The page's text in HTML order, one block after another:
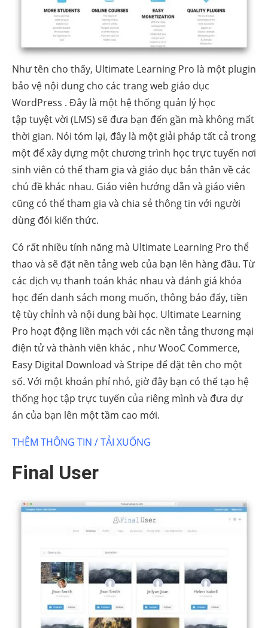
Như tên cho thấy, Ultimate Learning Pro là một plugin
bảo vệ nội dung cho các trang web giáo dục
WordPress . Đây là một hệ thống quản lý học
tập tuyệt vời (LMS) sẽ đưa bạn đến gần mà không mất
thời gian. Nói tóm lại, đây là một giải pháp tất cả trong
một để xây dựng một chương trình học trực tuyến nơi
sinh viên có thể tham gia và giáo dục bản thân về các
chủ đề khác nhau. Giáo viên hướng dẫn và giáo viên
cũng có thể tham gia và chia sẻ thông tin với người
dùng đói kiến ​​thức.
Có rất nhiều tính năng mà Ultimate Learning Pro thể
thao và sẽ đặt nền tảng web của bạn lên hàng đầu. Từ
các dịch vụ thanh toán khác nhau và đánh giá khóa
học đến danh sách mong muốn, thông báo đẩy, tiền
tệ tùy chỉnh và nội dung bài học. Ultimate Learning
Pro hoạt động liền mạch với các nền tảng thương mại
điện tử và thành viên khác , như WooC Commerce,
Easy Digital Download và Stripe để đặt tên cho một
số. Với một khoản phí nhỏ, giờ đây bạn có thể tạo hệ
thống học tập trực tuyến của riêng mình và đưa dự
án của bạn lên một tầm cao mới.
THÊM THÔNG TIN / TẢI XUỐNG
Final User